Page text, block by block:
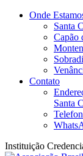
Onde
Santa
Capão
Contato
Santa
Instituição